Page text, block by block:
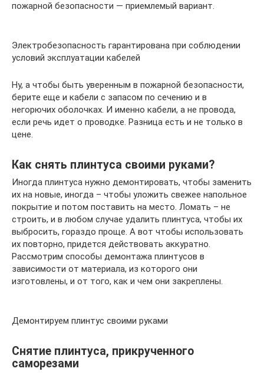
пожарной безопасности — приемлемый вариант.
Электробезопасность гарантирована при соблюдении
условий эксплуатации кабелей
Ну, а чтобы быть уверенным в пожарной безопасности,
берите еще и кабели с запасом по сечению и в
негорючих оболочках. И именно кабели, а не провода,
если речь идет о проводке. Разница есть и не только в
цене.
Как снять плинтуса своими руками?
Иногда плинтуса нужно демонтировать, чтобы заменить
их на новые, иногда – чтобы уложить свежее напольное
покрытие и потом поставить на место. Ломать – не
строить, и в любом случае удалить плинтуса, чтобы их
выбросить, гораздо проще. А вот чтобы использовать
их повторно, придется действовать аккуратно.
Рассмотрим способы демонтажа плинтусов в
зависимости от материала, из которого они
изготовлены, и от того, как и чем они закреплены.
Демонтируем плинтус своими руками
Снятие плинтуса, прикрученного
саморезами